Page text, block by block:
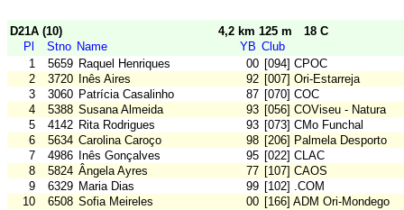
D21A (10) 4,2 km 125 m
18 C
Pl
Stno Name YB Club
1
5659 Raquel Henriques 00 [094] CPOC
2
3720 Inês Aires 92 [007] Ori-Estarreja
3
3060 Patrícia Casalinho 87 [070] COC
4
5388 Susana Almeida 93 [056] COViseu - Natura
5
4142 Rita Rodrigues 93 [073] CMo Funchal
6
5634 Carolina Caroço 98 [206] Palmela Desporto
7
4986 Inês Gonçalves 95 [022] CLAC
8
5824 Ângela Ayres 77 [107] CAOS
9
6329 Maria Dias 99 [102] .COM
10
6508 Sofia Meireles 00 [166] ADM Ori-Mondego